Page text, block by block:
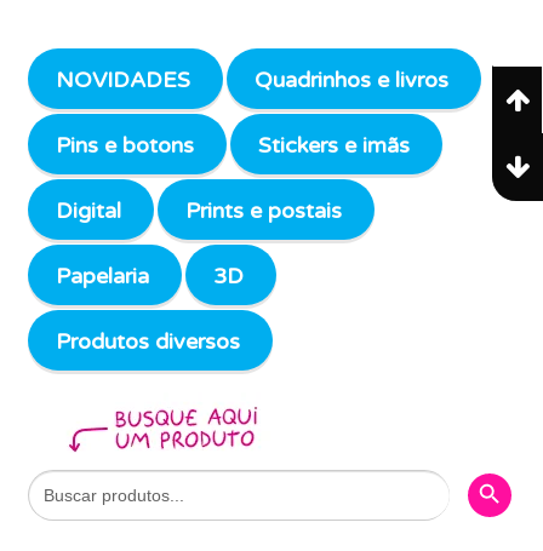
NOVIDADES Quadrinhos e livros
Pins e botons Stickers e imãs
Digital Prints e postais
Papelaria 3D
Produtos diversos
Search
for:
Search